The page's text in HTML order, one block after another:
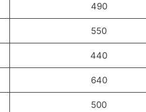
490
550
440
640
500